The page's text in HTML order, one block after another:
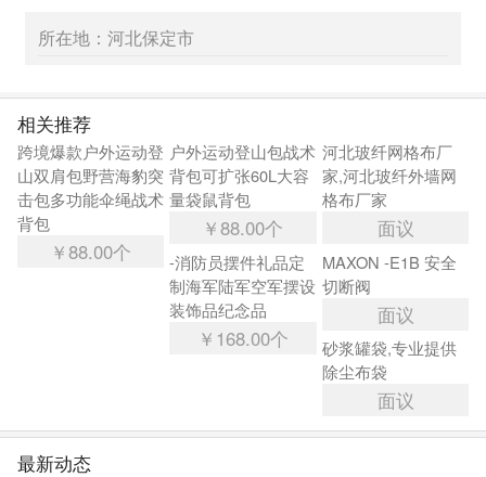
所在地：河北保定市
相关推荐
跨境爆款户外运动登
山双肩包野营海豹突
击包多功能伞绳战术
背包
￥88.00个
户外运动登山包战术
背包可扩张60L大容
量袋鼠背包
￥88.00个
河北玻纤网格布厂
家,河北玻纤外墙网
格布厂家
面议
-消防员摆件礼品定
制海军陆军空军摆设
装饰品纪念品
￥168.00个
MAXON -E1B 安全
切断阀
面议
砂浆罐袋,专业提供
除尘布袋
面议
最新动态